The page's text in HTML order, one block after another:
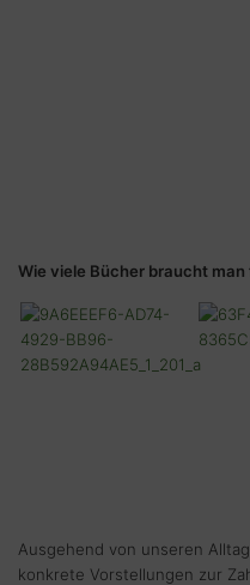
Wie viele Bücher braucht
Ausgehend von unseren
konkrete Vorstellungen zur